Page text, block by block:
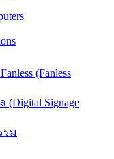
(Fanless
Signage
รม